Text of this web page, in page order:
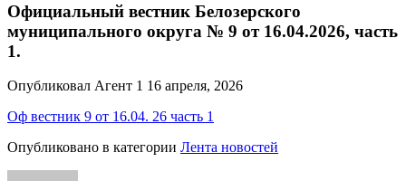
Официальный вестник Белозерского
муниципального округа № 9 от 16.04.2026, часть
1.
Опубликовал Агент 1 16 апреля, 2026
Оф вестник 9 от 16.04. 26 часть 1
Опубликовано в категории Лента новостей